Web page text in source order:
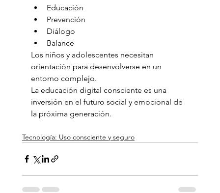
Educación
Prevención
Diálogo
Balance
Los niños y adolescentes necesitan
orientación para desenvolverse en un
entorno complejo.
La educación digital consciente es una
inversión en el futuro social y emocional de
la próxima generación.
Tecnología: Uso consciente y seguro